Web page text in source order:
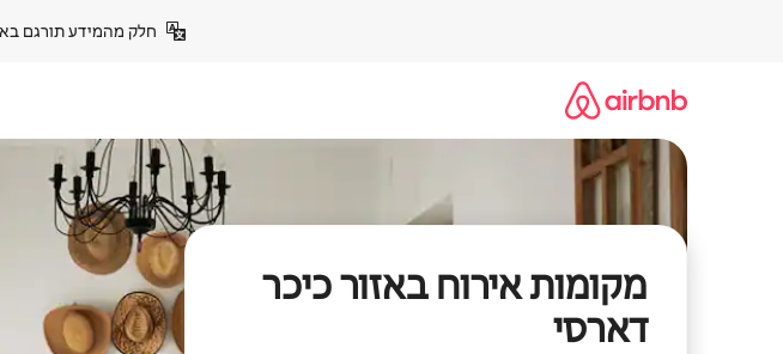
חלק מהמידע תורגם
מקומות אירוח באזור כיכר
דארסי